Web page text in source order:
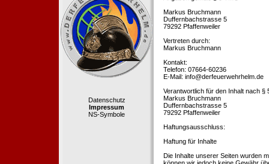
Datenschutz
Impressum
NS-Symbole
Markus Bruchmann
Duffernbachstrasse 5
79292 Pfaffenweiler
Vertreten durch:
Markus Bruchmann
Kontakt:
Telefon: 07664-60236
E-Mail: info@derfeuerwehrhelm.de
Verantwortlich für den Inhalt nach §
Markus Bruchmann
Duffernbachstrasse 5
79292 Pfaffenweiler
Haftungsausschluss:
Haftung für Inhalte
Die Inhalte unserer Seiten wurden